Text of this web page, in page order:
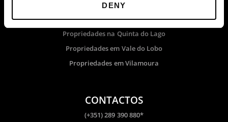
DENY
PESQUISAS RÁPIDAS
Propriedades na Quinta do Lago
Propriedades em Vale do Lobo
Propriedades em Vilamoura
CONTACTOS
(+351) 289 390 880*